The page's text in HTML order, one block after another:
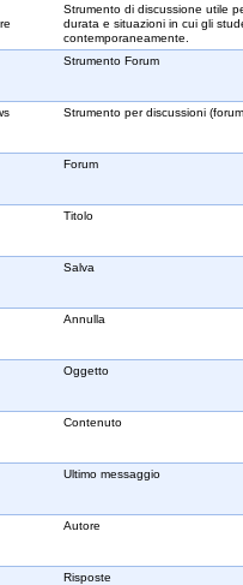
Strumento di discussione utile
durata e situazioni in cui gli
contemporaneamente.
Strumento Forum
Strumento per discussioni
Forum
Titolo
Salva
Annulla
Oggetto
Contenuto
Ultimo messaggio
Autore
Risposte